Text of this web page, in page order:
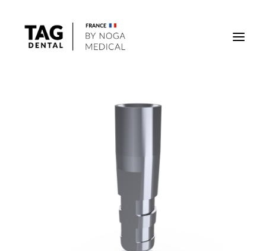
Implants
Superstructures
Outils
Solutions régénératives
DigiTag